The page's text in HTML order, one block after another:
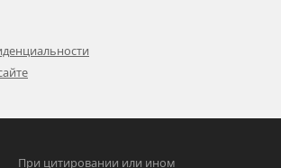
При цитировании или ином